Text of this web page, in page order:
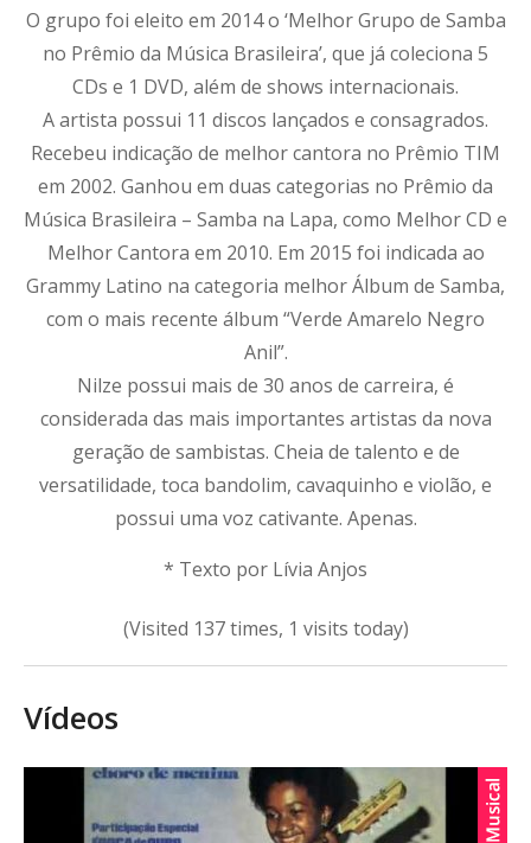
O grupo foi eleito em 2014 o ‘Melhor Grupo de Samba
no Prêmio da Música Brasileira’, que já coleciona 5
CDs e 1 DVD, além de shows internacionais.
A artista possui 11 discos lançados e consagrados.
Recebeu indicação de melhor cantora no Prêmio TIM
em 2002. Ganhou em duas categorias no Prêmio da
Música Brasileira – Samba na Lapa, como Melhor CD e
Melhor Cantora em 2010. Em 2015 foi indicada ao
Grammy Latino na categoria melhor Álbum de Samba,
com o mais recente álbum “Verde Amarelo Negro
Anil”.
Nilze possui mais de 30 anos de carreira, é
considerada das mais importantes artistas da nova
geração de sambistas. Cheia de talento e de
versatilidade, toca bandolim, cavaquinho e violão, e
possui uma voz cativante. Apenas.
* Texto por Lívia Anjos
(Visited 137 times, 1 visits today)
Vídeos